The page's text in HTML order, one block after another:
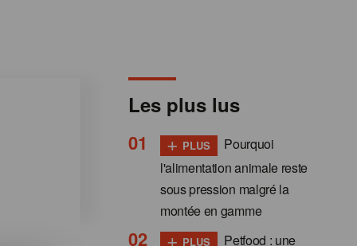
Les plus lus
+ PLUS
Pourquoi
l'alimentation animale reste
sous pression malgré la
montée en gamme
+ PLUS
Petfood : une